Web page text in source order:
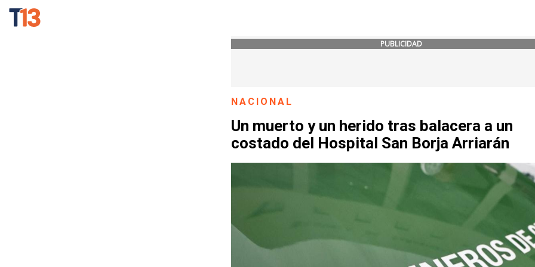
PUBLICIDAD
NACIONAL
Un muerto y un herido tras balacera a un
costado del Hospital San Borja Arriarán